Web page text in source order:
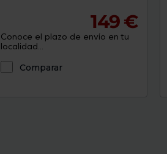
149 €
Conoce el plazo de envío en tu
localidad...
Comparar